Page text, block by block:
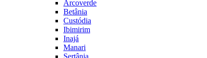
Arcoverde
Betânia
Custódia
Ibimirim
Inajá
Manari
Sertânia